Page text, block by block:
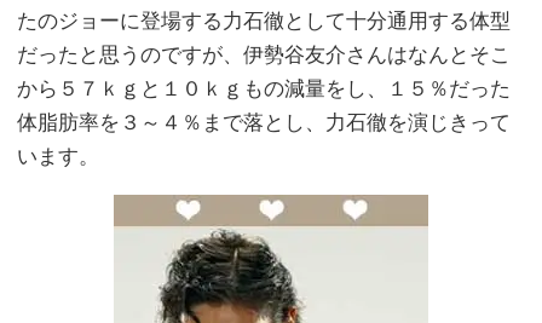
たのジョーに登場する力石徹として十分通用する体型
だったと思うのですが、伊勢谷友介さんはなんとそこ
から５７ｋｇと１０ｋｇもの減量をし、１５％だった
体脂肪率を３～４％まで落とし、力石徹を演じきって
います。